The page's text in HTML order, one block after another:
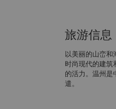
旅游信息
以美丽的山峦和
时尚现代的建
的活力。温州是
遣。